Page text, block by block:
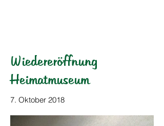
Wiedereröffnung
Heimatmuseum
7. Oktober 2018